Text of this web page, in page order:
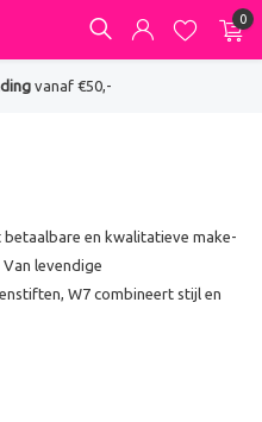
0
vanaf €50,-
en kwalitatieve make-
levendige
W7 combineert stijl en